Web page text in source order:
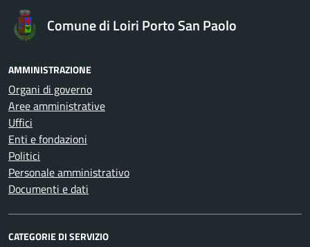
Comune di Loiri Porto San Paolo
AMMINISTRAZIONE
Organi di governo
Aree amministrative
Uffici
Enti e fondazioni
Politici
Personale amministrativo
Documenti e dati
CATEGORIE DI SERVIZIO